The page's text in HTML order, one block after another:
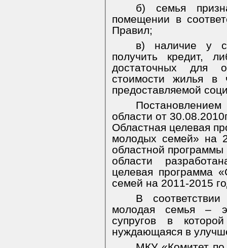
б) семья
помещении в
Правил;
в) наличие у
получить кредит,
достаточных для
стоимости жилья в
предоставляемой
области от
Областная целевая
молодых семей» на
областной программы
области
целевая программа
семей на 2011-2015
В
молодая семья –
супругов в
нуждающаяся в